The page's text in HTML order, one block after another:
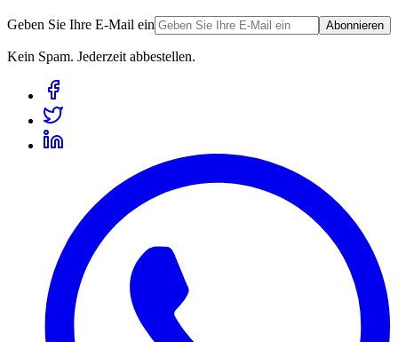
Geben Sie Ihre E-Mail ein Abonnieren
Kein Spam. Jederzeit abbestellen.